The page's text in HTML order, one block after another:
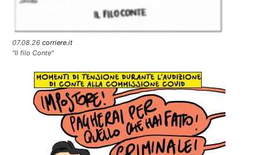
07.08.26 corriere.it
"Il filo Conte"